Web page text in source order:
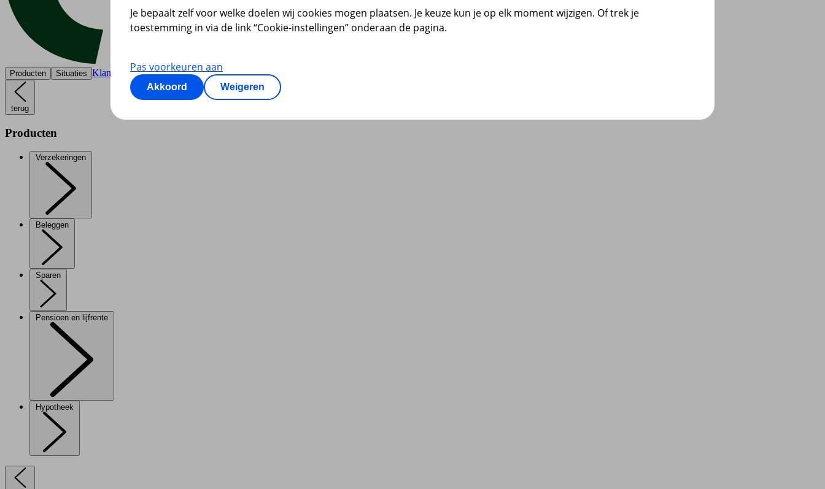
Producten Situaties Klantenservice
terug
Producten
Verzekeringen
Beleggen
Sparen
Pensioen en lijfrente
Hypotheek
Je bepaalt zelf voor welke doelen wij cookies mogen plaatsen. Je keuze kun je op elk moment wijzigen. Of trek je
toestemming in via de link “Cookie-instellingen” onderaan de pagina.
Pas voorkeuren aan
Akkoord Weigeren